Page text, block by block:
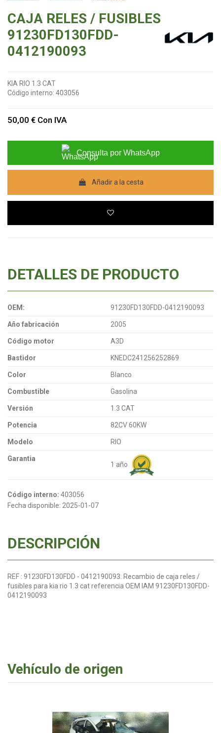
CAJA RELES / FUSIBLES
91230FD130FDD-
0412190093
KIA RIO 1.3 CAT
Código interno: 403056
50,00 € Con IVA
Consulta por WhatsApp
Añadir a la cesta
DETALLES DE PRODUCTO
OEM: 91230FD130FDD-0412190093
Año fabricación 2005
Código motor A3D
Bastidor KNEDC241256252869
Color Blanco
Combustible Gasolina
Versión 1.3 CAT
Potencia 82CV 60KW
Modelo RIO
Garantia
1 año
Código interno: 403056
Fecha disponible: 2025-01-07
DESCRIPCIÓN
REF : 91230FD130FDD - 0412190093. Recambio de caja reles /
fusibles para kia rio 1.3 cat referencia OEM IAM 91230FD130FDD-
0412190093
Vehículo de origen